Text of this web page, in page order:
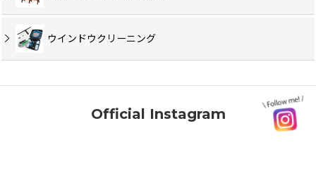
ウインドウクリーニング
Official Instagram